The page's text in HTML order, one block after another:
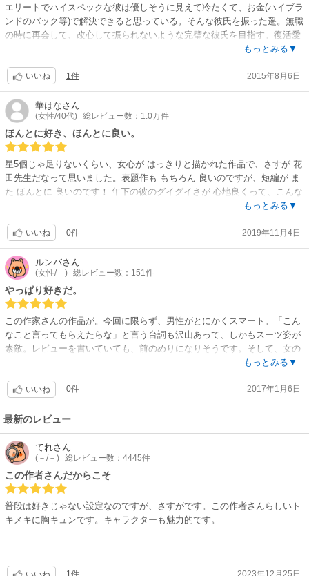
エリートでハイスペックな彼は優しそうに見えて冷たくて、お金(ハイブラ
ンドのバック等)で解決できると思っている。そんな彼氏を振った遥。無職
の時に再会して、改心して振られないような完璧な彼氏を目指す。復活愛
表題作の2話と短編も収録されてます(*^^*)
もっとみる▼
いいね 1件 2015年8月6日
華はなさん
(女性/40代) 総レビュー数：1.0万件
ほんとに好き、ほんとに良い。
星5個じゃ足りないくらい、女心が はっきりと描かれた作品で、さすが 花
田先生だなって思いました。表題作も もちろん 良いのですが、短編が ま
た ほんとに 良いのです！ 年下の彼のグイグイさが 心地良くって、こんな
彼氏がいたらなぁなんて思ってしまいました。最後のページ、又、恋をし
もっとみる▼
いいね 0件 2019年11月4日
ルンバさん
(女性/－) 総レビュー数：151件
やっぱり好きだ。
この作家さんの作品が。今回に限らず、男性がとにかくスマート。「こん
なこと言ってもらえたらな」と言う台詞も沢山あって、しかもスーツ姿が
素敵。レビューを書いていても、前のめりになりそうです。そして、女の
子がちゃんと可愛いんですよね。「同じ人に二度も片想いしたくない」に
もっとみる▼
いいね 0件 2017年1月6日
最新のレビュー
てれさん
(－/－) 総レビュー数：4445件
この作者さんだからこそ
普段は好きじゃない設定なのですが、さすがです。この作者さんらしいト
キメキに胸キュンです。キャラクターも魅力的です。